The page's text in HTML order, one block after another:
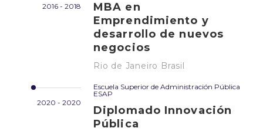
2016 - 2018
MBA en
Emprendimiento y
desarrollo de nuevos
negocios
Rio de Janeiro Brasil
2020 - 2020
Escuela Superior de Administración Pública
ESAP
Diplomado Innovación
Pública